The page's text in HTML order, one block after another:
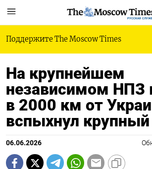
РУССКАЯ
Поддержите The Moscow Times
На крупнейшем
независимом НПЗ
в 2000 км от
вспыхнул
06.06.2026